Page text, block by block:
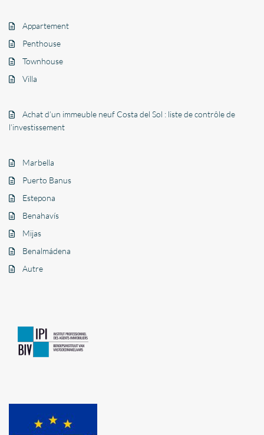
Appartement
Penthouse
Townhouse
Villa
Achat d’un immeuble neuf Costa del Sol : liste de contrôle de
l’investissement
Marbella
Puerto Banus
Estepona
Benahavís
Mijas
Benalmádena
Autre